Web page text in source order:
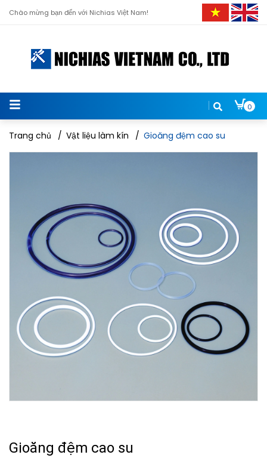
Chào mừng bạn đến với Nichias Việt Nam!
0
Trang chủ / Vật liệu làm kín / Gioăng đệm cao su
Gioăng đệm cao su